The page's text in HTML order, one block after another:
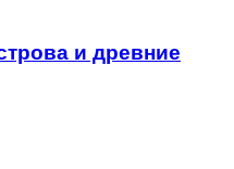
и древние